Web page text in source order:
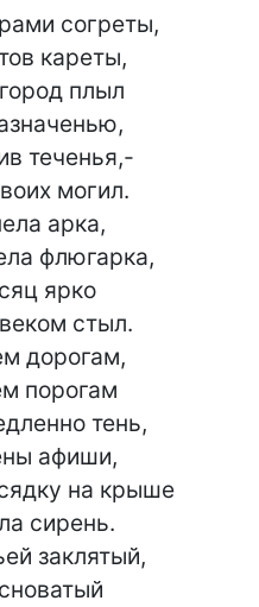
согреты,
кареты,
плыл
теченья,-
могил.
арка,
флюгарка,
ярко
стыл.
дорогам,
порогам
тень,
афиши,
на крыше
сирень.
заклятый,